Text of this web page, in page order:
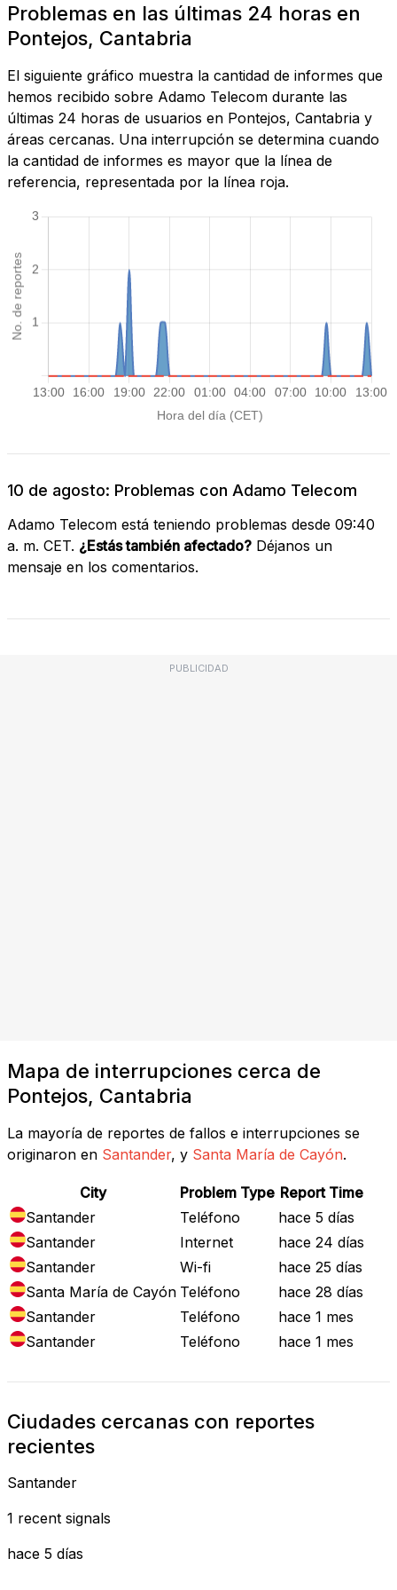
Problemas en las últimas 24 horas en
Pontejos, Cantabria
El siguiente gráfico muestra la cantidad de informes que
hemos recibido sobre Adamo Telecom durante las
últimas 24 horas de usuarios en Pontejos, Cantabria y
áreas cercanas. Una interrupción se determina cuando
la cantidad de informes es mayor que la línea de
referencia, representada por la línea roja.
10 de agosto: Problemas con Adamo Telecom
Adamo Telecom está teniendo problemas desde 09:40
a. m. CET. ¿Estás también afectado? Déjanos un
mensaje en los comentarios.
PUBLICIDAD
Mapa de interrupciones cerca de
Pontejos, Cantabria
La mayoría de reportes de fallos e interrupciones se
originaron en Santander, y Santa María de Cayón.
City Problem Type Report Time
Santander
Teléfono
hace 5 días
Santander
Internet
hace 24 días
Santander
Wi-fi
hace 25 días
Santa María de Cayón Teléfono
hace 28 días
Santander
Teléfono
hace 1 mes
Santander
Teléfono hace 1 mes
Ciudades cercanas con reportes
recientes
Santander
1 recent signals
hace 5 días